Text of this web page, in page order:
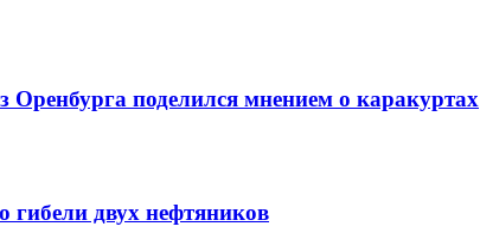
поделился мнением о каракуртах
гибели двух нефтяников